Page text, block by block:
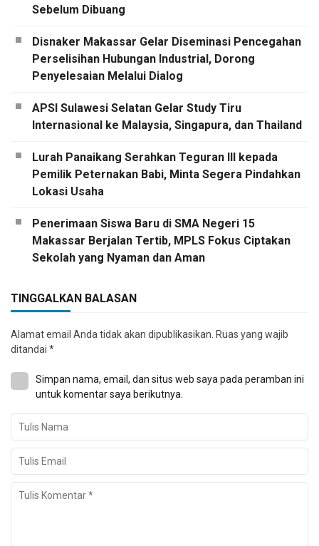
Sebelum Dibuang
Disnaker Makassar Gelar Diseminasi Pencegahan
Perselisihan Hubungan Industrial, Dorong
Penyelesaian Melalui Dialog
APSI Sulawesi Selatan Gelar Study Tiru
Internasional ke Malaysia, Singapura, dan Thailand
Lurah Panaikang Serahkan Teguran III kepada
Pemilik Peternakan Babi, Minta Segera Pindahkan
Lokasi Usaha
Penerimaan Siswa Baru di SMA Negeri 15
Makassar Berjalan Tertib, MPLS Fokus Ciptakan
Sekolah yang Nyaman dan Aman
TINGGALKAN BALASAN
Alamat email Anda tidak akan dipublikasikan. Ruas yang wajib
ditandai *
Simpan nama, email, dan situs web saya pada peramban ini
untuk komentar saya berikutnya.